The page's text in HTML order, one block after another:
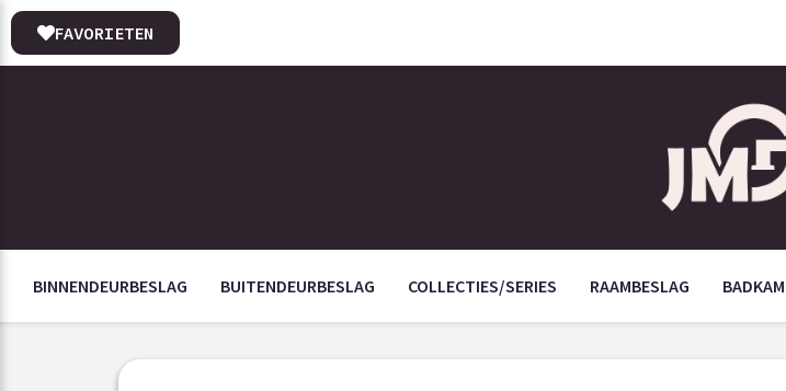
FAVORIETEN
BINNENDEURBESLAG BUITENDEURBESLAG COLLECTIES/SERIES RAAMBESLAG